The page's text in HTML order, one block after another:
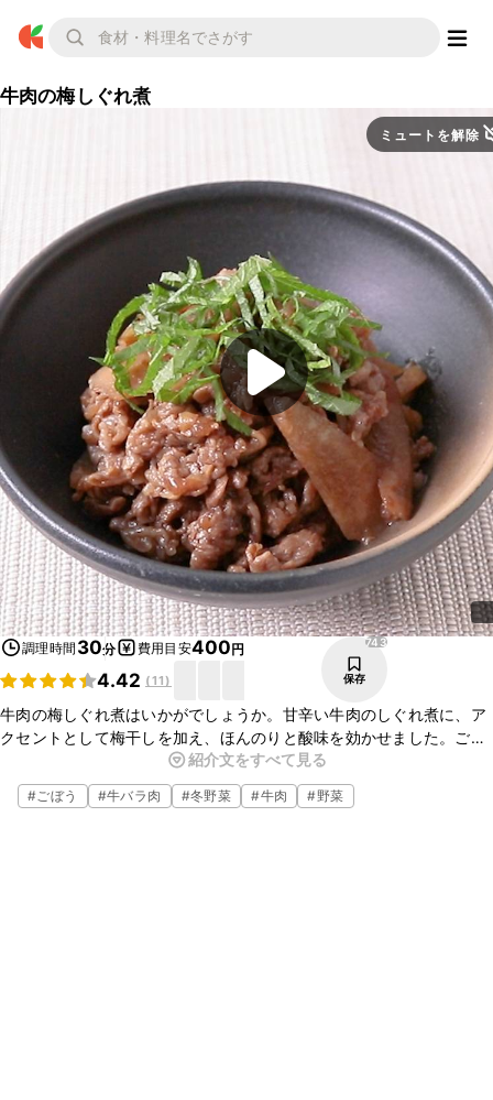
牛肉の梅しぐれ煮
ミュートを解除
調理時間 30分 費用目安400円
4.42 (11)
743
保存
牛肉の梅しぐれ煮はいかがでしょうか。甘辛い牛肉のしぐれ煮に、ア
クセントとして梅干しを加え、ほんのりと酸味を効かせました。ごは
んがよくすすむ味付けになっていますよ。簡単にお作りいただけます
ので、ぜひお試しくださいね。
紹介文をすべて見る
#ごぼう #牛バラ肉 #冬野菜 #牛肉 #野菜